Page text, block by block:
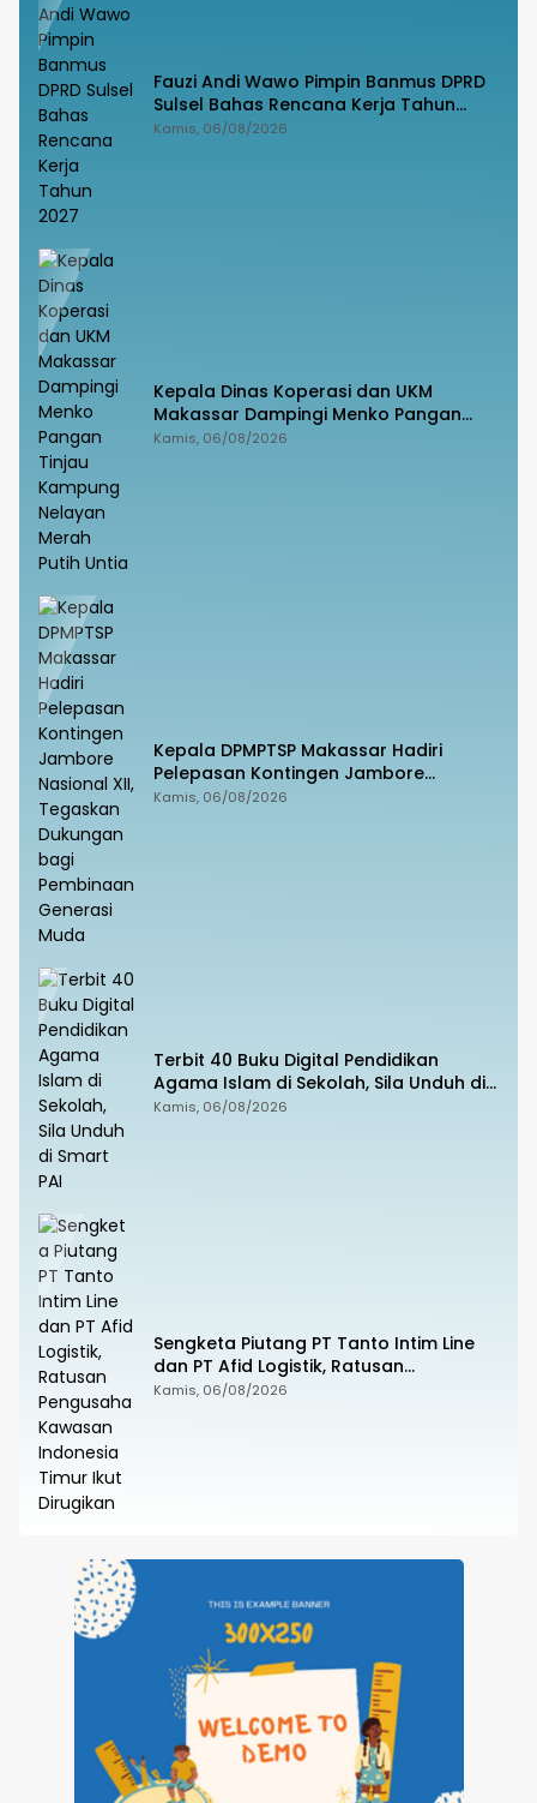
Fauzi Andi Wawo Pimpin Banmus DPRD
Sulsel Bahas Rencana Kerja Tahun
2027
Kamis, 06/08/2026
Kepala Dinas Koperasi dan UKM
Makassar Dampingi Menko Pangan
Tinjau Kampung Nelayan Merah Putih
Kamis, 06/08/2026
Kepala DPMPTSP Makassar Hadiri
Pelepasan Kontingen Jambore
Nasional XII, Tegaskan Dukungan bagi
Kamis, 06/08/2026
Terbit 40 Buku Digital Pendidikan
Agama Islam di Sekolah, Sila Unduh di
Smart PAI
Kamis, 06/08/2026
Sengketa Piutang PT Tanto Intim Line
dan PT Afid Logistik, Ratusan
Pengusaha Kawasan Indonesia Timur
Kamis, 06/08/2026